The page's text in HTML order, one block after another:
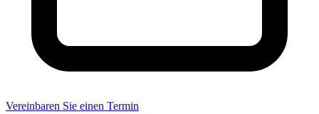
Vereinbaren Sie einen Termin